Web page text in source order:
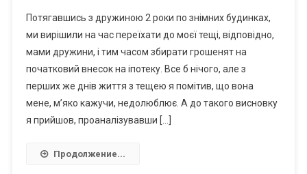
Потягавшись з дружиною 2 роки по знімних будинках,
ми вирішили на час переїхати до моєї тещі, відповідно,
мами дружини, і тим часом збирати грошенят на
початковий внесок на іпотеку. Все б нічого, але з
перших же днів життя з тещею я помітив, що вона
мене, м’яко кажучи, недолюблює. А до такого висновку
я прийшов, проаналізувавши […]
Продолжение...